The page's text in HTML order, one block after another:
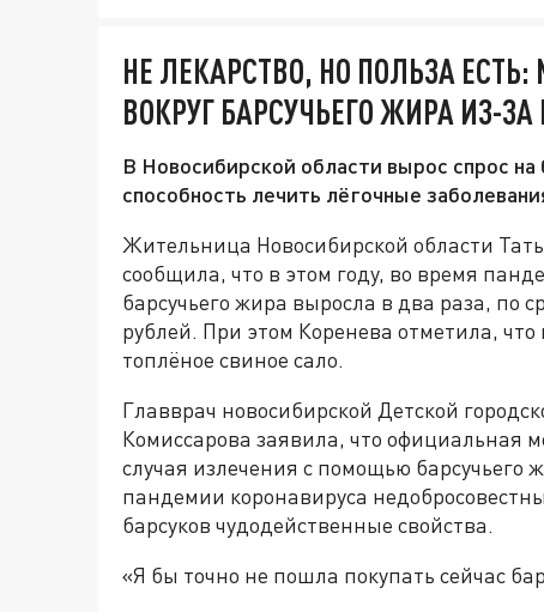
НЕ ЛЕКАРСТВО, НО ПОЛЬЗА
ВОКРУГ БАРСУЧЬЕГО ЖИРА ИЗ-
В Новосибирской области вырос спрос
способность лечить лёгочные
Жительница Новосибирской области
сообщила, что в этом году, во время
барсучьего жира выросла в два раза, по
рублей. При этом Коренева отметила,
топлёное свиное сало.
Главврач новосибирской Детской
Комиссарова заявила, что официальная
случая излечения с помощью барсучьего
пандемии коронавируса
барсуков чудодейственные свойства.
«Я бы точно не пошла покупать сейчас